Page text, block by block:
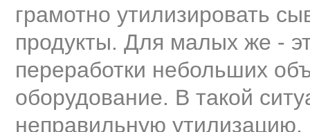
грамотно утилизировать
продукты. Для малых же -
переработки небольших
оборудование. В такой
неправильную утилизацию.